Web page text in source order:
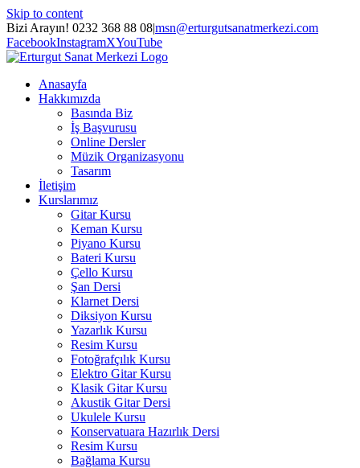
Skip to content
Bizi Arayın! 0232 368 88 08|msn@erturgutsanatmerkezi.com
FacebookInstagramXYouTube
Anasayfa
Hakkımızda
Basında Biz
İş Başvurusu
Online Dersler
Müzik Organizasyonu
Tasarım
İletişim
Kurslarımız
Gitar Kursu
Keman Kursu
Piyano Kursu
Bateri Kursu
Çello Kursu
Şan Dersi
Klarnet Dersi
Diksiyon Kursu
Yazarlık Kursu
Resim Kursu
Fotoğrafçılık Kursu
Elektro Gitar Kursu
Klasik Gitar Kursu
Akustik Gitar Dersi
Ukulele Kursu
Konservatuara Hazırlık Dersi
Resim Kursu
Bağlama Kursu